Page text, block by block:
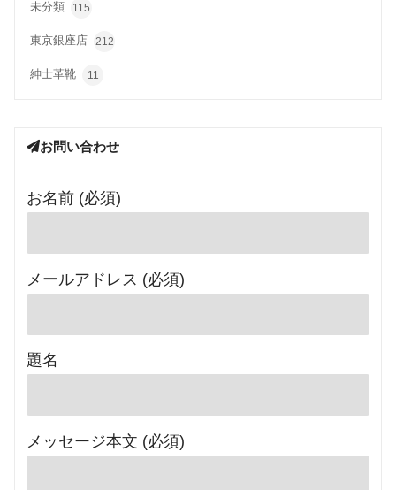
未分類 115
東京銀座店 212
紳士革靴 11
お問い合わせ
お名前 (必須)
メールアドレス (必須)
題名
メッセージ本文 (必須)